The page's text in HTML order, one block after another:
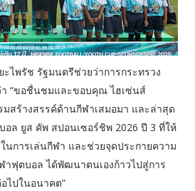
ไพรัช รัฐมนตรีช่วยว่าการกระทรวง
“ขอชื่นชมและขอบคุณ ไฮเซ่นส์
มสร้างสรรค์ด้านกีฬาเสมอมา และล่าสุด
อล ยูส คัพ สปอนเซอร์ชิพ 2026 ปี 3 ที่ให้
นการเล่นกีฬา และช่วยจุดประกายความ
าฟุตบอล ได้พัฒนาตนเองก้าวไปสู่การ
ไปในอนาคต”